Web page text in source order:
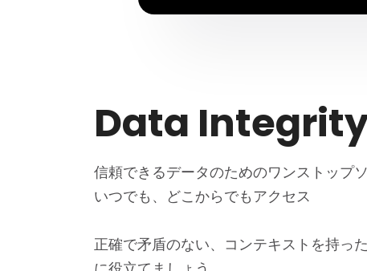
Data
信頼できるデータのためのワンストップ
いつでも、どこからでもアクセス
正確で矛盾のない、コンテキストを持っ